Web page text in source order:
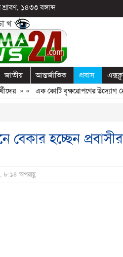
১৪৩৩ বঙ্গাব্দ
জাতীয় আন্তর্জাতিক প্রবাস
» «এক কোটি বৃক্ষরোপণের উদ্যোগ
বেকার হচ্ছেন
৮:১৪ অপরাহ্ণ